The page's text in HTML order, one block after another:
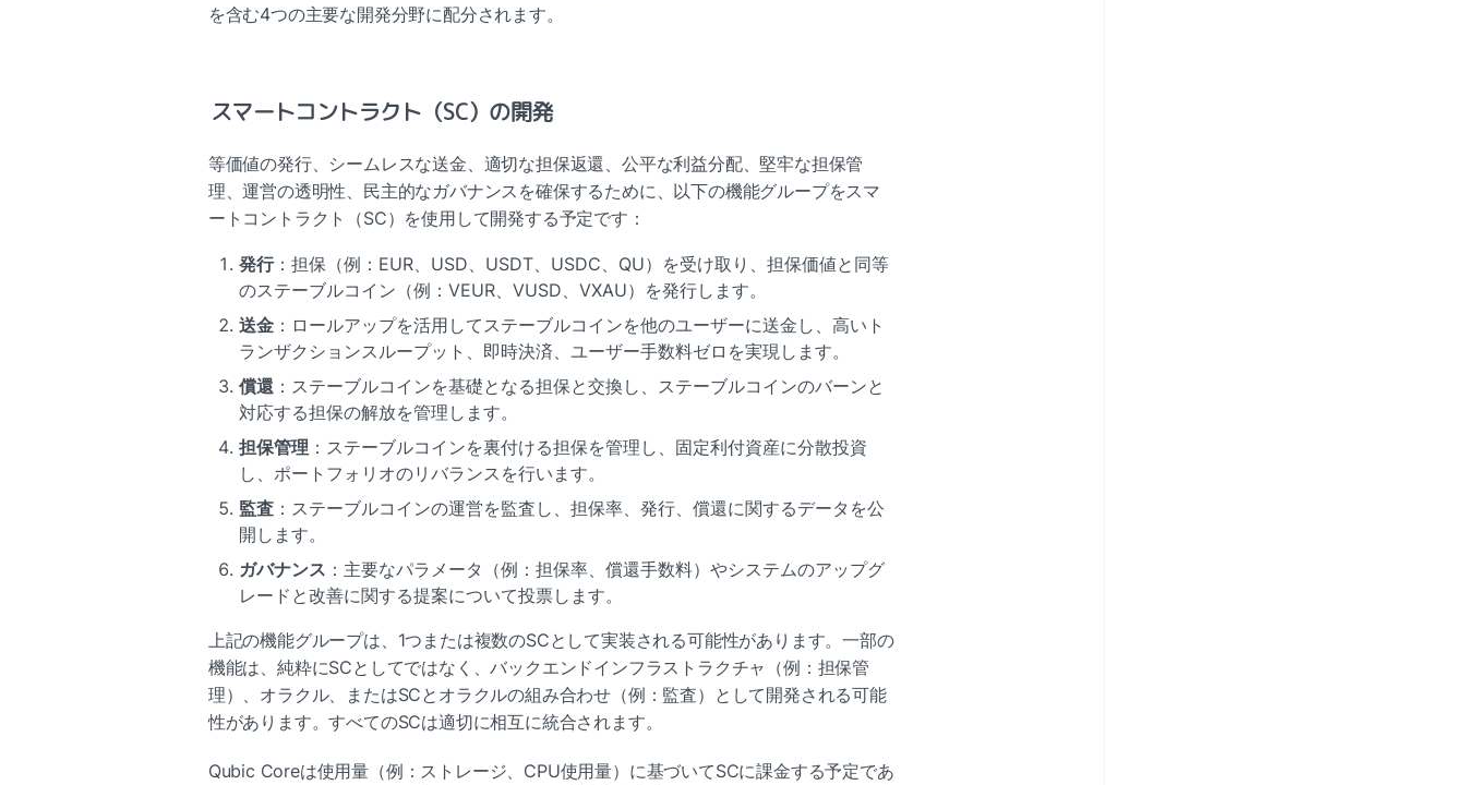
を含む4つの主要な開発分野に配分されます。
スマートコントラクト（SC）の開発
等価値の発行、シームレスな送金、適切な担保返還、公平な利益分配、堅牢な担保管
理、運営の透明性、民主的なガバナンスを確保するために、以下の機能グループをスマ
ートコントラクト（SC）を使用して開発する予定です：
発行：担保（例：EUR、USD、USDT、USDC、QU）を受け取り、担保価値と同等
のステーブルコイン（例：VEUR、VUSD、VXAU）を発行します。
送金：ロールアップを活用してステーブルコインを他のユーザーに送金し、高いト
ランザクションスループット、即時決済、ユーザー手数料ゼロを実現します。
償還 ：ステーブルコインを基礎となる担保と交換し、ステーブルコインのバーンと
対応する担保の解放を管理します。
担保管理 ：ステーブルコインを裏付ける担保を管理し、固定利付資産に分散投資
し、ポートフォリオのリバランスを行います。
監査：ステーブルコインの運営を監査し、担保率、発行、償還に関するデータを公
開します。
ガバナンス ：主要なパラメータ（例：担保率、償還手数料）やシステムのアップグ
レードと改善に関する提案について投票します。
上記の機能グループは、1つまたは複数のSCとして実装される可能性があります。一部の
機能は、純粋にSCとしてではなく、バックエンドインフラストラクチャ（例：担保管
理）、オラクル、またはSCとオラクルの組み合わせ（例：監査）として開発される可能
性があります。すべてのSCは適切に相互に統合されます。
Qubic Coreは使用量（例：ストレージ、CPU使用量）に基づいてSCに課金する予定であ